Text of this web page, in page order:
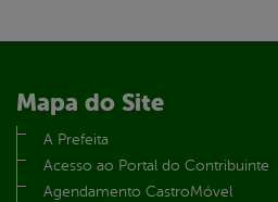
Mapa do Site
A Prefeita
Acesso ao Portal do Contribuinte
Agendamento CastroMóvel